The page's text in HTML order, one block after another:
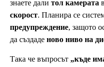
знаете дали тол камерата
скорост. Планира се
предупреждение, защото
да създаде ново ниво на
Така че въпросът „къде